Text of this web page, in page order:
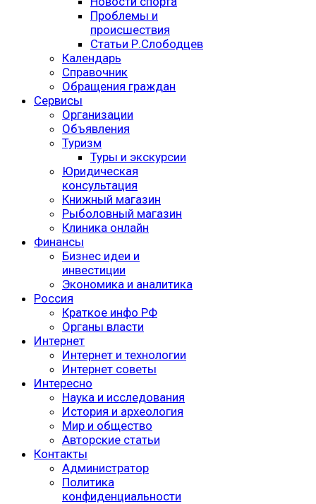
Проблемы и
происшествия
Статьи Р.Слободцев
Календарь
Справочник
Обращения граждан
Сервисы
Организации
Объявления
Туризм
Туры и экскурсии
Юридическая
консультация
Книжный магазин
Рыболовный магазин
Клиника онлайн
Финансы
Бизнес идеи и
инвестиции
Экономика и аналитика
Россия
Краткое инфо РФ
Органы власти
Интернет
Интернет и технологии
Интернет советы
Интересно
Наука и исследования
История и археология
Мир и общество
Авторские статьи
Контакты
Администратор
Политика
конфиденциальности